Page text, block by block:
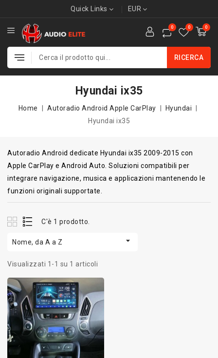
Quick Links EUR
0
0
0
RICERCA
Hyundai ix35
Home Autoradio Android Apple CarPlay
Hyundai
Hyundai ix35
Autoradio Android dedicate Hyundai ix35 2009-2015 con
Apple CarPlay e Android Auto. Soluzioni compatibili per
integrare navigazione, musica e applicazioni mantenendo le
funzioni originali supportate.
C'è 1 prodotto.
Nome, da A a Z 
Visualizzati 1-1 su 1 articoli